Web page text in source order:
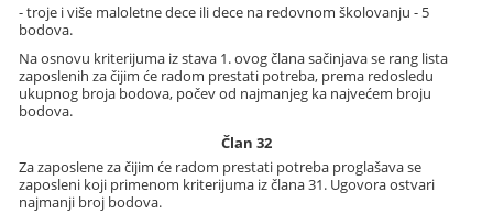
- troje i više maloletne dece ili dece na redovnom školovanju - 5
bodova.
Na osnovu kriterijuma iz stava 1. ovog člana sačinjava se rang lista
zaposlenih za čijim će radom prestati potreba, prema redosledu
ukupnog broja bodova, počev od najmanjeg ka najvećem broju
bodova.
Član 32
Za zaposlene za čijim će radom prestati potreba proglašava se
zaposleni koji primenom kriterijuma iz člana 31. Ugovora ostvari
najmanji broj bodova.